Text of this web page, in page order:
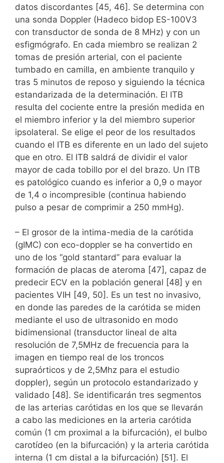
datos discordantes [45, 46]. Se determina con
una sonda Doppler (Hadeco bidop ES-100V3
con transductor de sonda de 8 MHz) y con un
esfigmógrafo. En cada miembro se realizan 2
tomas de presión arterial, con el paciente
tumbado en camilla, en ambiente tranquilo y
tras 5 minutos de reposo y siguiendo la técnica
estandarizada de la determinación. El ITB
resulta del cociente entre la presión medida en
el miembro inferior y la del miembro superior
ipsolateral. Se elige el peor de los resultados
cuando el ITB es diferente en un lado del sujeto
que en otro. El ITB saldrá de dividir el valor
mayor de cada tobillo por el del brazo. Un ITB
es patológico cuando es inferior a 0,9 o mayor
de 1,4 o incompresible (continua habiendo
pulso a pesar de comprimir a 250 mmHg).
– El grosor de la intima-media de la carótida
(gIMC) con eco-doppler se ha convertido en
uno de los “gold stantard” para evaluar la
formación de placas de ateroma [47], capaz de
predecir ECV en la población general [48] y en
pacientes VIH [49, 50]. Es un test no invasivo,
en donde las paredes de la carótida se miden
mediante el uso de ultrasonido en modo
bidimensional (transductor lineal de alta
resolución de 7,5MHz de frecuencia para la
imagen en tiempo real de los troncos
supraórticos y de 2,5Mhz para el estudio
doppler), según un protocolo estandarizado y
validado [48]. Se identificarán tres segmentos
de las arterias carótidas en los que se llevarán
a cabo las mediciones en la arteria carótida
común (1 cm proximal a la bifurcación), el bulbo
carotídeo (en la bifurcación) y la arteria carótida
interna (1 cm distal a la bifurcación) [51]. El